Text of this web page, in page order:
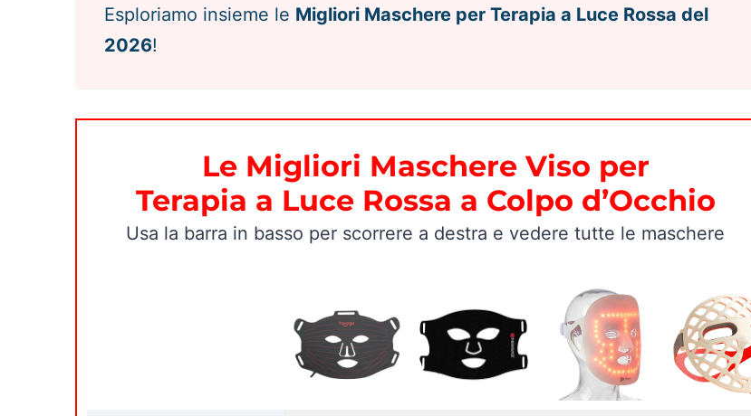
Esploriamo insieme le Migliori Maschere per Terapia a Luce Rossa del
2026!
Le Migliori Maschere Viso per
Terapia a Luce Rossa a Colpo d’Occhio
Usa la barra in basso per scorrere a destra e vedere tutte le maschere